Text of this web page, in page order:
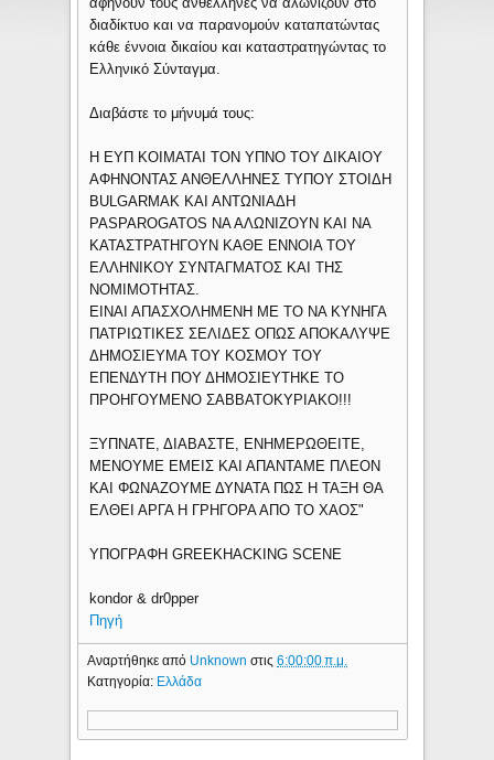
διαδίκτυο και να παρανομούν καταπατώντας
κάθε έννοια δικαίου και καταστρατηγώντας το
Ελληνικό Σύνταγμα.
Διαβάστε το μήνυμά τους:
Η ΕΥΠ ΚΟΙΜΑΤΑΙ ΤΟΝ ΥΠΝΟ ΤΟΥ ΔΙΚΑΙΟΥ
ΑΦΗΝΟΝΤΑΣ ΑΝΘΕΛΛΗΝΕΣ ΤΥΠΟΥ ΣΤΟΙΔΗ
BULGARMAK ΚΑΙ ΑΝΤΩΝΙΑΔΗ
PASPAROGATOS ΝΑ ΑΛΩΝΙΖΟΥΝ ΚΑΙ ΝΑ
ΚΑΤΑΣΤΡΑΤΗΓΟΥΝ ΚΑΘΕ ΕΝΝΟΙΑ ΤΟΥ
ΕΛΛΗΝΙΚΟΥ ΣΥΝΤΑΓΜΑΤΟΣ ΚΑΙ ΤΗΣ
ΝΟΜΙΜΟΤΗΤΑΣ.
ΕΙΝΑΙ ΑΠΑΣΧΟΛΗΜΕΝΗ ΜΕ ΤΟ ΝΑ ΚΥΝΗΓΑ
ΠΑΤΡΙΩΤΙΚΕΣ ΣΕΛΙΔΕΣ ΟΠΩΣ ΑΠΟΚΑΛΥΨΕ
ΔΗΜΟΣΙΕΥΜΑ ΤΟΥ ΚΟΣΜΟΥ ΤΟΥ
ΕΠΕΝΔΥΤΗ ΠΟΥ ΔΗΜΟΣΙΕΥΤΗΚΕ ΤΟ
ΠΡΟΗΓΟΥΜΕΝΟ ΣΑΒΒΑΤΟΚΥΡΙΑΚΟ!!!
ΞΥΠΝΑΤΕ, ΔΙΑΒΑΣΤΕ, ΕΝΗΜΕΡΩΘΕΙΤΕ,
ΜΕΝΟΥΜΕ ΕΜΕΙΣ ΚΑΙ ΑΠΑΝΤΑΜΕ ΠΛΕΟΝ
ΚΑΙ ΦΩΝΑΖΟΥΜΕ ΔΥΝΑΤΑ ΠΩΣ Η ΤΑΞΗ ΘΑ
ΕΛΘΕΙ ΑΡΓΑ Η ΓΡΗΓΟΡΑ ΑΠΟ ΤΟ ΧΑΟΣ"
ΥΠΟΓΡΑΦΗ GREEKHACKING SCENE
kondor & dr0pper
Πηγή
Αναρτήθηκε από Unknownστις6:00:00 π.μ.
Κατηγορία: Ελλάδα